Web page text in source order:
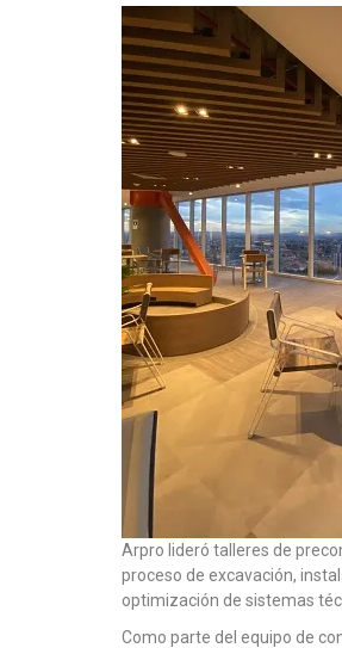
Arpro lideró talleres de
proceso de excavación,
optimización de sistemas
Como parte del equipo de